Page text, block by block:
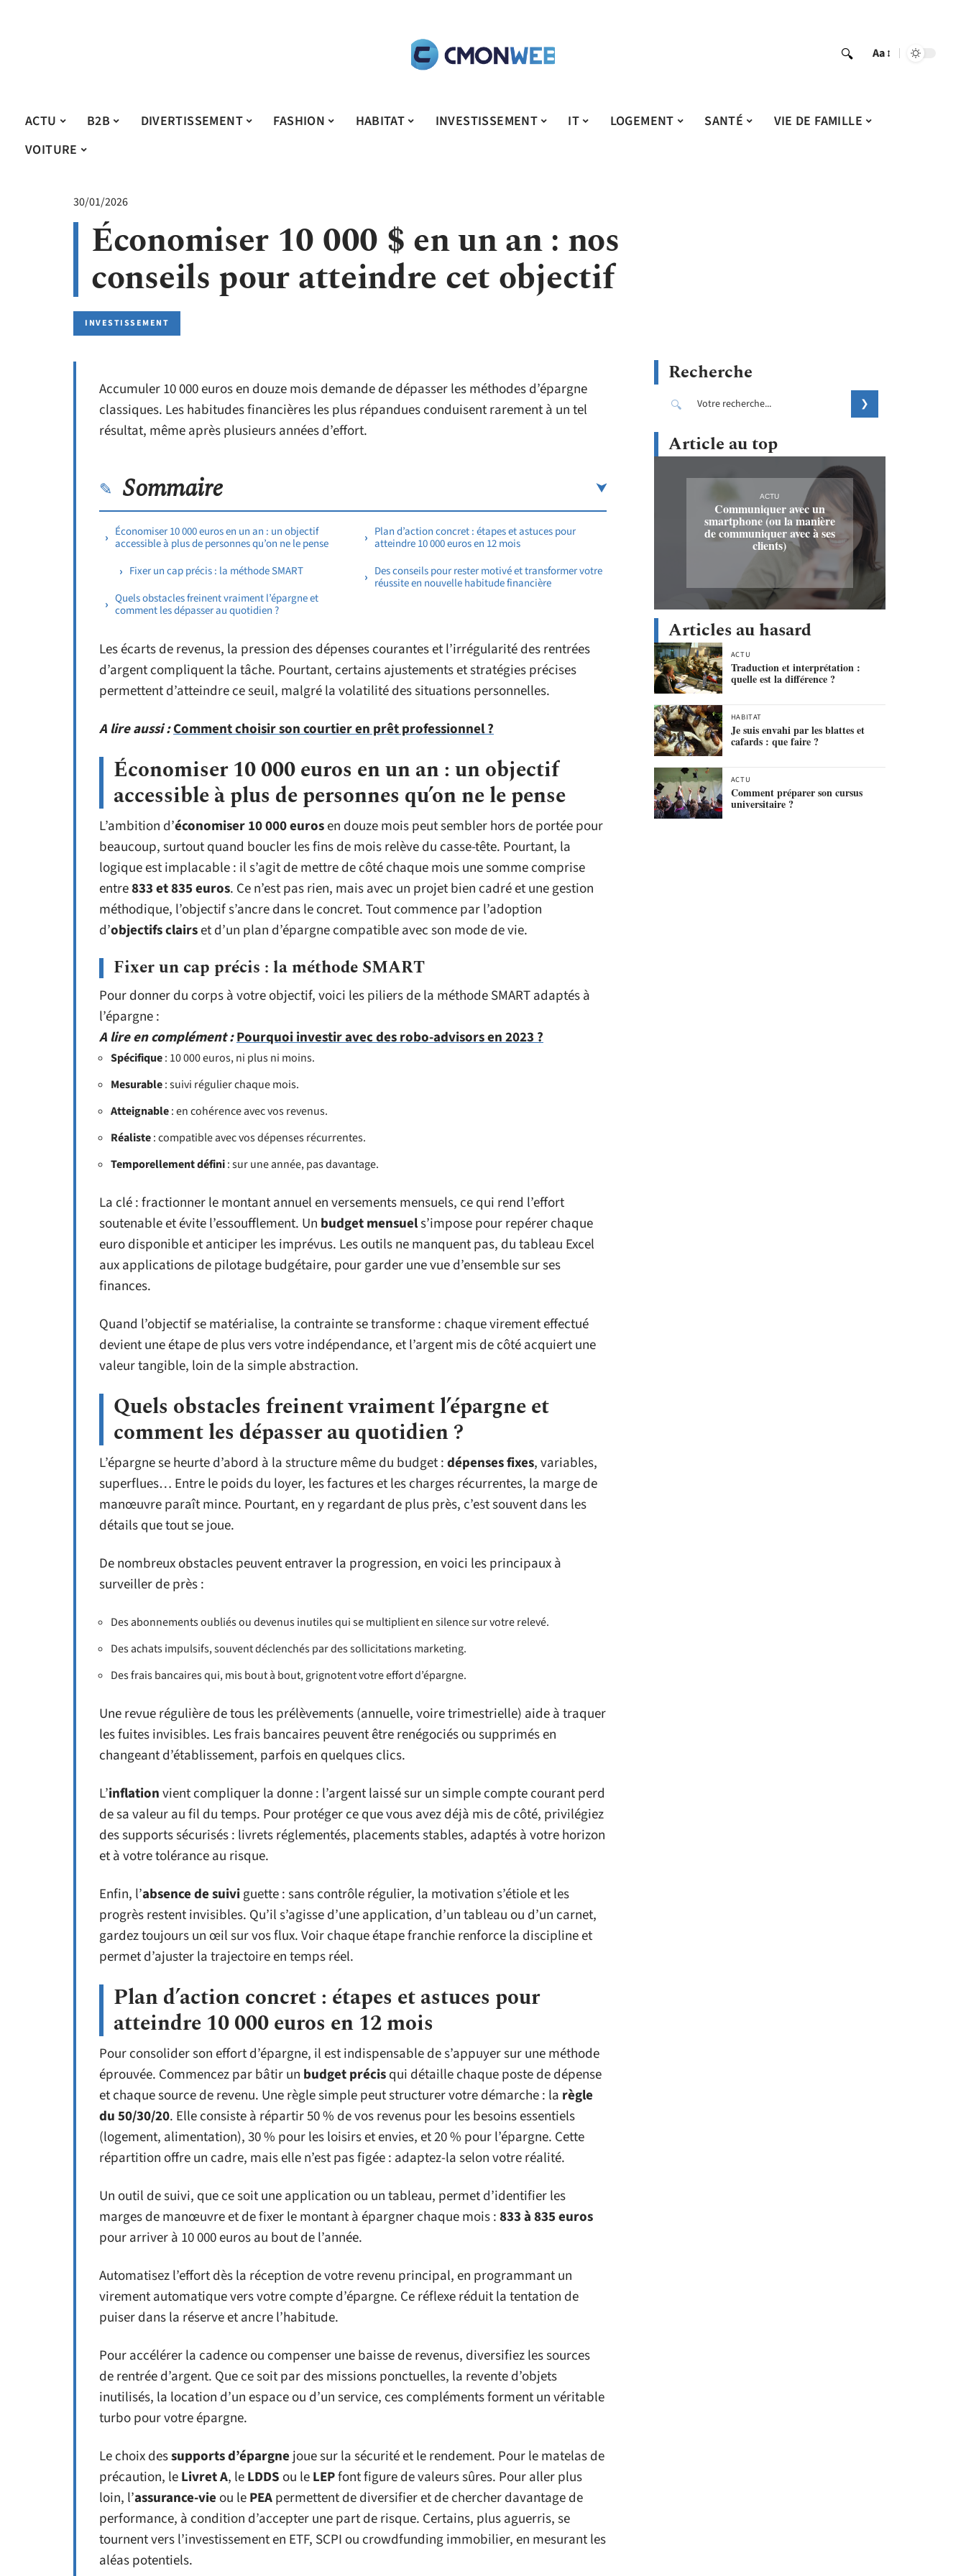
Aa
ACTU B2B DIVERTISSEMENT FASHION HABITAT INVESTISSEMENT IT LOGEMENT SANTÉ
VIE DE FAMILLE
VOITURE
30/01/2026
Économiser 10 000 $ en un an : nos
conseils pour atteindre cet objectif
INVESTISSEMENT
Accumuler 10 000 euros en douze mois demande de dépasser les méthodes d’épargne
classiques. Les habitudes financières les plus répandues conduisent rarement à un tel
résultat, même après plusieurs années d’effort.
Sommaire
Économiser 10 000 euros en un an : un objectif
accessible à plus de personnes qu’on ne le pense
Fixer un cap précis : la méthode SMART
Quels obstacles freinent vraiment l’épargne et
comment les dépasser au quotidien ?
Plan d’action concret : étapes et astuces pour
atteindre 10 000 euros en 12 mois
Des conseils pour rester motivé et transformer votre
réussite en nouvelle habitude financière
Les écarts de revenus, la pression des dépenses courantes et l’irrégularité des rentrées
d’argent compliquent la tâche. Pourtant, certains ajustements et stratégies précises
permettent d’atteindre ce seuil, malgré la volatilité des situations personnelles.
A lire aussi :Comment choisir son courtier en prêt professionnel ?
Économiser 10 000 euros en un an : un objectif
accessible à plus de personnes qu’on ne le pense
L’ambition d’économiser 10 000 eurosen douze mois peut sembler hors de portée pour
beaucoup, surtout quand boucler les fins de mois relève du casse-tête. Pourtant, la
logique est implacable : il s’agit de mettre de côté chaque mois une somme comprise
entre833 et 835 euros. Ce n’est pas rien, mais avec un projet bien cadré et une gestion
méthodique, l’objectif s’ancre dans le concret. Tout commence par l’adoption
d’objectifs clairset d’un plan d’épargne compatible avec son mode de vie.
Fixer un cap précis : la méthode SMART
Pour donner du corps à votre objectif, voici les piliers de la méthode SMART adaptés à
l’épargne :
A lire en complément :Pourquoi investir avec des robo-advisors en 2023 ?
Spécifique: 10 000 euros, ni plus ni moins.
Mesurable: suivi régulier chaque mois.
Atteignable: en cohérence avec vos revenus.
Réaliste: compatible avec vos dépenses récurrentes.
Temporellement défini: sur une année, pas davantage.
La clé : fractionner le montant annuel en versements mensuels, ce qui rend l’effort
soutenable et évite l’essoufflement. Un budget mensuels’impose pour repérer chaque
euro disponible et anticiper les imprévus. Les outils ne manquent pas, du tableau Excel
aux applications de pilotage budgétaire, pour garder une vue d’ensemble sur ses
finances.
Quand l’objectif se matérialise, la contrainte se transforme : chaque virement effectué
devient une étape de plus vers votre indépendance, et l’argent mis de côté acquiert une
valeur tangible, loin de la simple abstraction.
Quels obstacles freinent vraiment l’épargne et
comment les dépasser au quotidien ?
L’épargne se heurte d’abord à la structure même du budget :dépenses fixes, variables,
superflues… Entre le poids du loyer, les factures et les charges récurrentes, la marge de
manœuvre paraît mince. Pourtant, en y regardant de plus près, c’est souvent dans les
détails que tout se joue.
De nombreux obstacles peuvent entraver la progression, en voici les principaux à
surveiller de près :
Des abonnements oubliés ou devenus inutiles qui se multiplient en silence sur votre relevé.
Des achats impulsifs, souvent déclenchés par des sollicitations marketing.
Des frais bancaires qui, mis bout à bout, grignotent votre effort d’épargne.
Une revue régulière de tous les prélèvements (annuelle, voire trimestrielle) aide à traquer
les fuites invisibles. Les frais bancaires peuvent être renégociés ou supprimés en
changeant d’établissement, parfois en quelques clics.
L’inflationvient compliquer la donne : l’argent laissé sur un simple compte courant perd
de sa valeur au fil du temps. Pour protéger ce que vous avez déjà mis de côté, privilégiez
des supports sécurisés : livrets réglementés, placements stables, adaptés à votre horizon
et à votre tolérance au risque.
Enfin, l’absence de suiviguette : sans contrôle régulier, la motivation s’étiole et les
progrès restent invisibles. Qu’il s’agisse d’une application, d’un tableau ou d’un carnet,
gardez toujours un œil sur vos flux. Voir chaque étape franchie renforce la discipline et
permet d’ajuster la trajectoire en temps réel.
Plan d’action concret : étapes et astuces pour
atteindre 10 000 euros en 12 mois
Pour consolider son effort d’épargne, il est indispensable de s’appuyer sur une méthode
éprouvée. Commencez par bâtir un budget précisqui détaille chaque poste de dépense
et chaque source de revenu. Une règle simple peut structurer votre démarche : la règle
du 50/30/20. Elle consiste à répartir 50 % de vos revenus pour les besoins essentiels
(logement, alimentation), 30 % pour les loisirs et envies, et 20 % pour l’épargne. Cette
répartition offre un cadre, mais elle n’est pas figée : adaptez-la selon votre réalité.
Un outil de suivi, que ce soit une application ou un tableau, permet d’identifier les
marges de manœuvre et de fixer le montant à épargner chaque mois :833 à 835 euros
pour arriver à 10 000 euros au bout de l’année.
Automatisez l’effort dès la réception de votre revenu principal, en programmant un
virement automatique vers votre compte d’épargne. Ce réflexe réduit la tentation de
puiser dans la réserve et ancre l’habitude.
Pour accélérer la cadence ou compenser une baisse de revenus, diversifiez les sources
de rentrée d’argent. Que ce soit par des missions ponctuelles, la revente d’objets
inutilisés, la location d’un espace ou d’un service, ces compléments forment un véritable
turbo pour votre épargne.
Le choix dessupports d’épargne joue sur la sécurité et le rendement. Pour le matelas de
précaution, leLivret A, leLDDS ou leLEPfont figure de valeurs sûres. Pour aller plus
loin, l’assurance-vie ou lePEApermettent de diversifier et de chercher davantage de
performance, à condition d’accepter une part de risque. Certains, plus aguerris, se
tournent vers l’investissement en ETF, SCPI ou crowdfunding immobilier, en mesurant les
aléas potentiels.
Recherche
Article au top
ACTU
Communiquer avec un
smartphone (ou la manière
de communiquer avec à ses
clients)
Articles au hasard
ACTU
Traduction et interprétation :
quelle est la différence ?
HABITAT
Je suis envahi par les blattes et
cafards : que faire ?
ACTU
Comment préparer son cursus
universitaire ?